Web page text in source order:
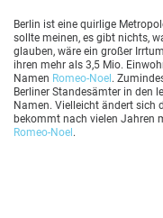
Berlin ist eine quirlige
sollte meinen, es gibt nichts,
glauben, wäre ein großer
ihren mehr als 3,5 Mio.
Namen Romeo-Noel .
Berliner Standesämter in den
Namen. Vielleicht ändert sich
bekommt nach vielen Jahren
Romeo-Noel .